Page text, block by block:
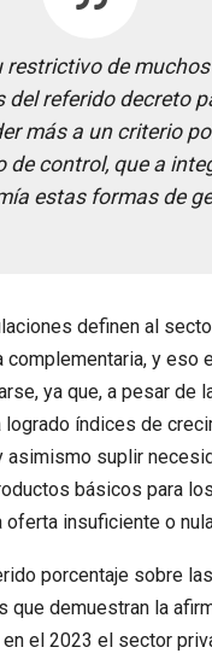
restrictivo de
del referido decreto
más a un criterio
de control, que a
estas formas de
definen al
complementaria, y eso
ya que, a pesar de
logrado índices de
asimismo suplir
básicos para
oferta insuficiente o
porcentaje sobre
que demuestran la
el 2023 el sector